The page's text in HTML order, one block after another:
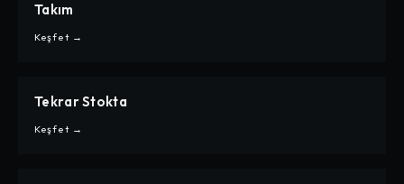
CARPE
TAKIM
Takım
Keşfet →
CARPE
TEKRAR STOKTA
Tekrar Stokta
Keşfet →